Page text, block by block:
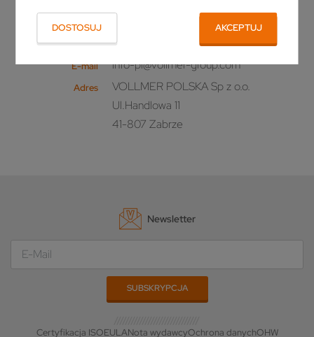
DOSTOSUJ AKCEPTUJ
Telefon +48 32 733 08 69
E-mail info-pl@vollmer-group.com
Adres
VOLLMER POLSKA Sp z o.o.
Ul.Handlowa 11
41-807 Zabrze
Newsletter
Certyfikacja ISOEULANota wydawcyOchrona danychOHW